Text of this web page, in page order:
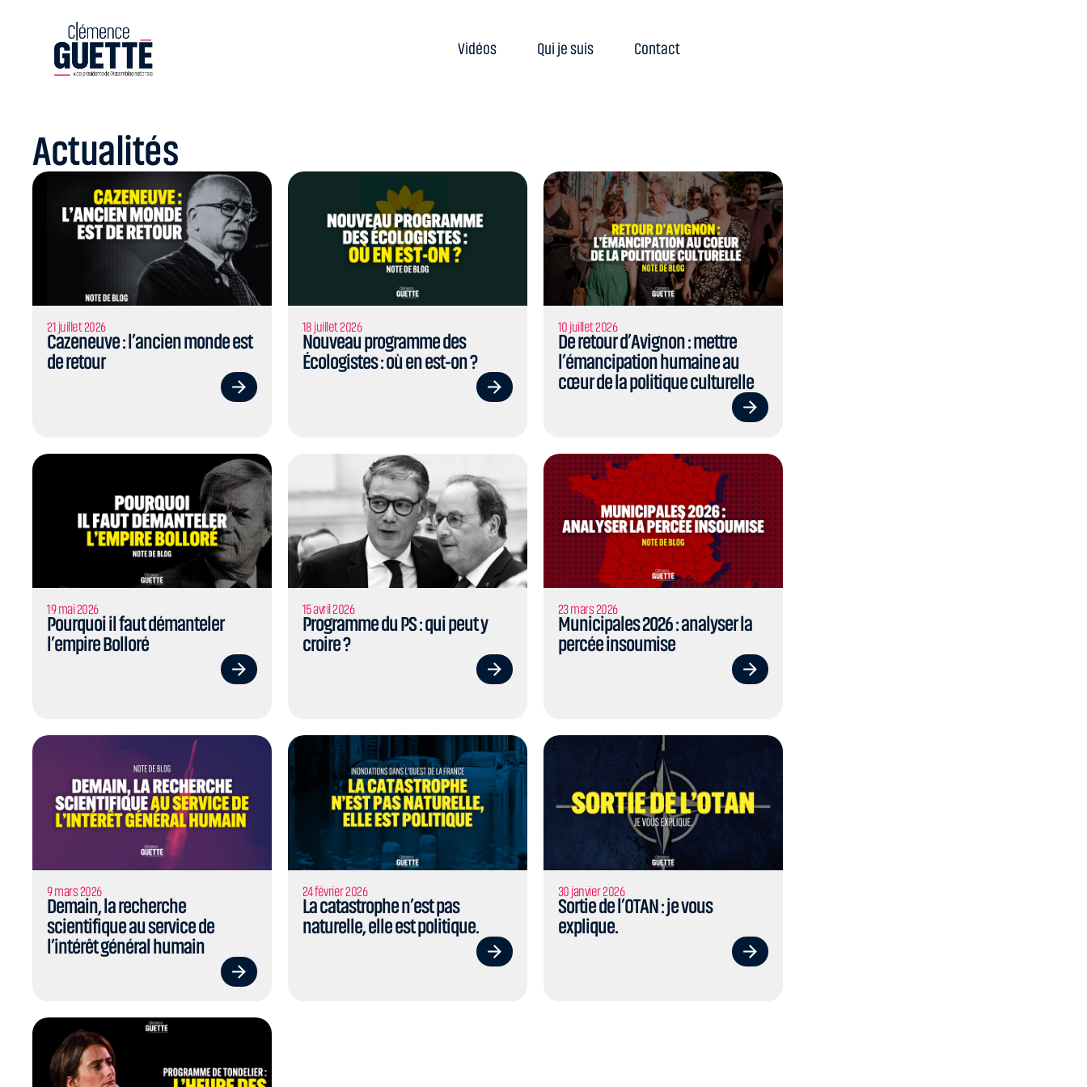
Vidéos Qui je suis Contact
Actualités
21 juillet 2026
Cazeneuve : l’ancien monde est
de retour
18 juillet 2026
Nouveau programme des
Écologistes : où en est-on ?
10 juillet 2026
De retour d’Avignon : mettre
l’émancipation humaine au
cœur de la politique culturelle
19 mai 2026
Pourquoi il faut démanteler
l’empire Bolloré
15 avril 2026
Programme du PS : qui peut y
croire ?
23 mars 2026
Municipales 2026 : analyser la
percée insoumise
9 mars 2026
Demain, la recherche
scientifique au service de
l’intérêt général humain
24 février 2026
La catastrophe n’est pas
naturelle, elle est politique.
30 janvier 2026
Sortie de l’OTAN : je vous
explique.